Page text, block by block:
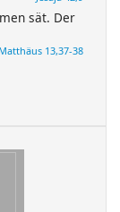
sät. Der
Matthäus 13,37-38